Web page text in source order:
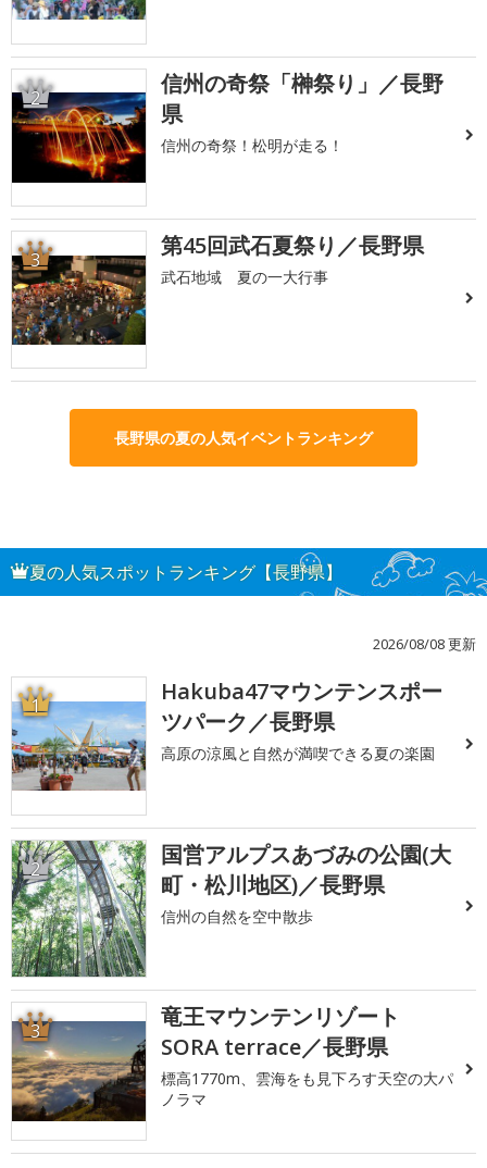
2
信州の奇祭「榊祭り」／長野
県
信州の奇祭！松明が走る！
3 第45回武石夏祭り／長野県
武石地域 夏の一大行事
長野県の夏の人気イベントランキング
夏の人気スポットランキング【長野県】
2026/08/08 更新
1
Hakuba47マウンテンスポー
ツパーク／長野県
高原の涼風と自然が満喫できる夏の楽園
2
国営アルプスあづみの公園(大
町・松川地区)／長野県
信州の自然を空中散歩
3
竜王マウンテンリゾート
SORA terrace／長野県
標高1770m、雲海をも見下ろす天空の大パ
ノラマ